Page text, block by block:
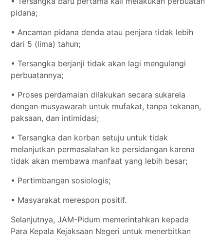
pidana;
• Ancaman pidana denda atau penjara tidak lebih
dari 5 (lima) tahun;
• Tersangka berjanji tidak akan lagi mengulangi
perbuatannya;
• Proses perdamaian dilakukan secara sukarela
dengan musyawarah untuk mufakat, tanpa tekanan,
paksaan, dan intimidasi;
• Tersangka dan korban setuju untuk tidak
melanjutkan permasalahan ke persidangan karena
tidak akan membawa manfaat yang lebih besar;
• Pertimbangan sosiologis;
• Masyarakat merespon positif.
Selanjutnya, JAM-Pidum memerintahkan kepada
Para Kepala Kejaksaan Negeri untuk menerbitkan